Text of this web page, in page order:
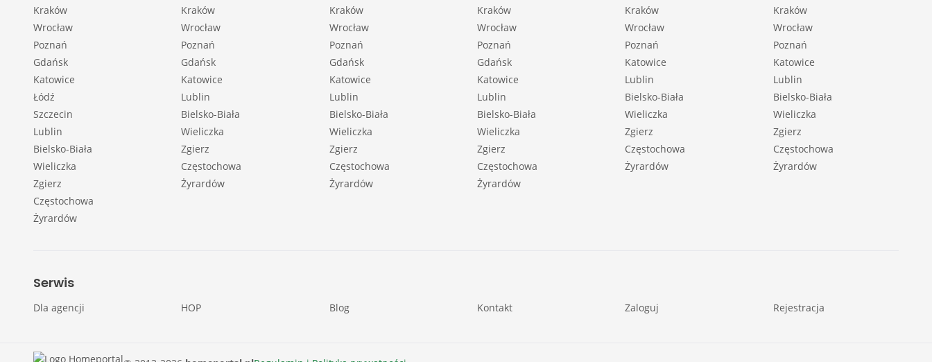
Kraków
Wrocław
Poznań
Gdańsk
Katowice
Łódź
Szczecin
Lublin
Bielsko-Biała
Wieliczka
Zgierz
Częstochowa
Żyrardów
Kraków
Wrocław
Poznań
Gdańsk
Katowice
Lublin
Bielsko-Biała
Wieliczka
Zgierz
Częstochowa
Żyrardów
Kraków
Wrocław
Poznań
Gdańsk
Katowice
Lublin
Bielsko-Biała
Wieliczka
Zgierz
Częstochowa
Żyrardów
Kraków
Wrocław
Poznań
Gdańsk
Katowice
Lublin
Bielsko-Biała
Wieliczka
Zgierz
Częstochowa
Żyrardów
Kraków
Wrocław
Poznań
Katowice
Lublin
Bielsko-Biała
Wieliczka
Zgierz
Częstochowa
Żyrardów
Kraków
Wrocław
Poznań
Katowice
Lublin
Bielsko-Biała
Wieliczka
Zgierz
Częstochowa
Żyrardów
Serwis
Dla agencji HOP Blog Kontakt Zaloguj Rejestracja